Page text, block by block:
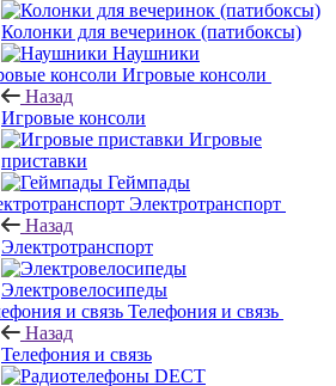
Колонки для вечеринок (патибоксы)
Наушники
Игровые консоли
Назад
Игровые консоли
Игровые
приставки
Геймпады
Электротранспорт
Назад
Электротранспорт
Электровелосипеды
Телефония и связь
Назад
Телефония и связь